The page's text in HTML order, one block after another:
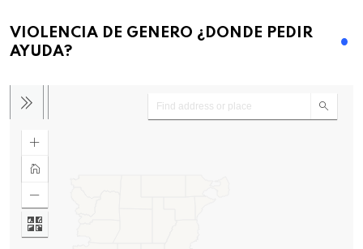
VIOLENCIA DE GENERO ¿DONDE PEDIR
AYUDA?